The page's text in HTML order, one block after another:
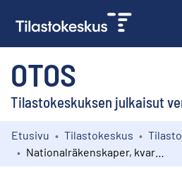
OTOS
Tilastokeskuksen julkaisut
Kokoelmat
Etusivu Tilastokeskus